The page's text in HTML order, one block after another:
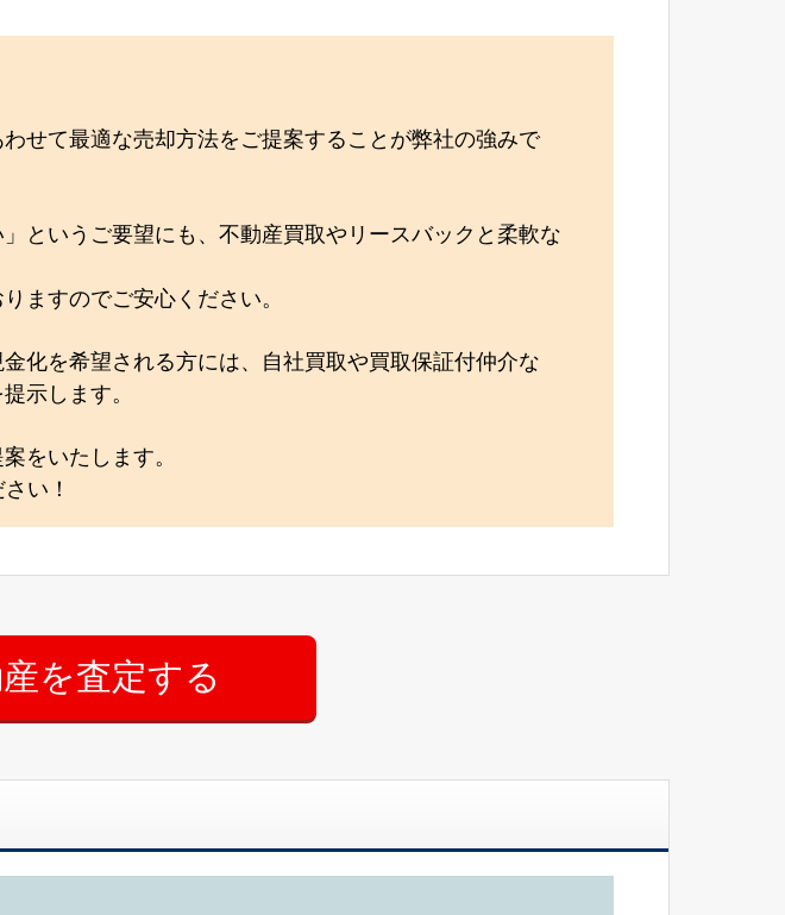
せて最適な売却方法をご提案することが弊社の強みで
というご要望にも、不動産買取やリースバックと柔軟な
ますのでご安心ください。
化を希望される方には、自社買取や買取保証付仲介な
示します。
をいたします。
い！